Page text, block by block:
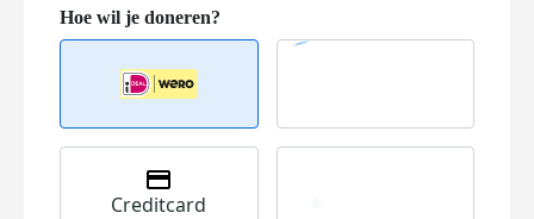
Creditcard